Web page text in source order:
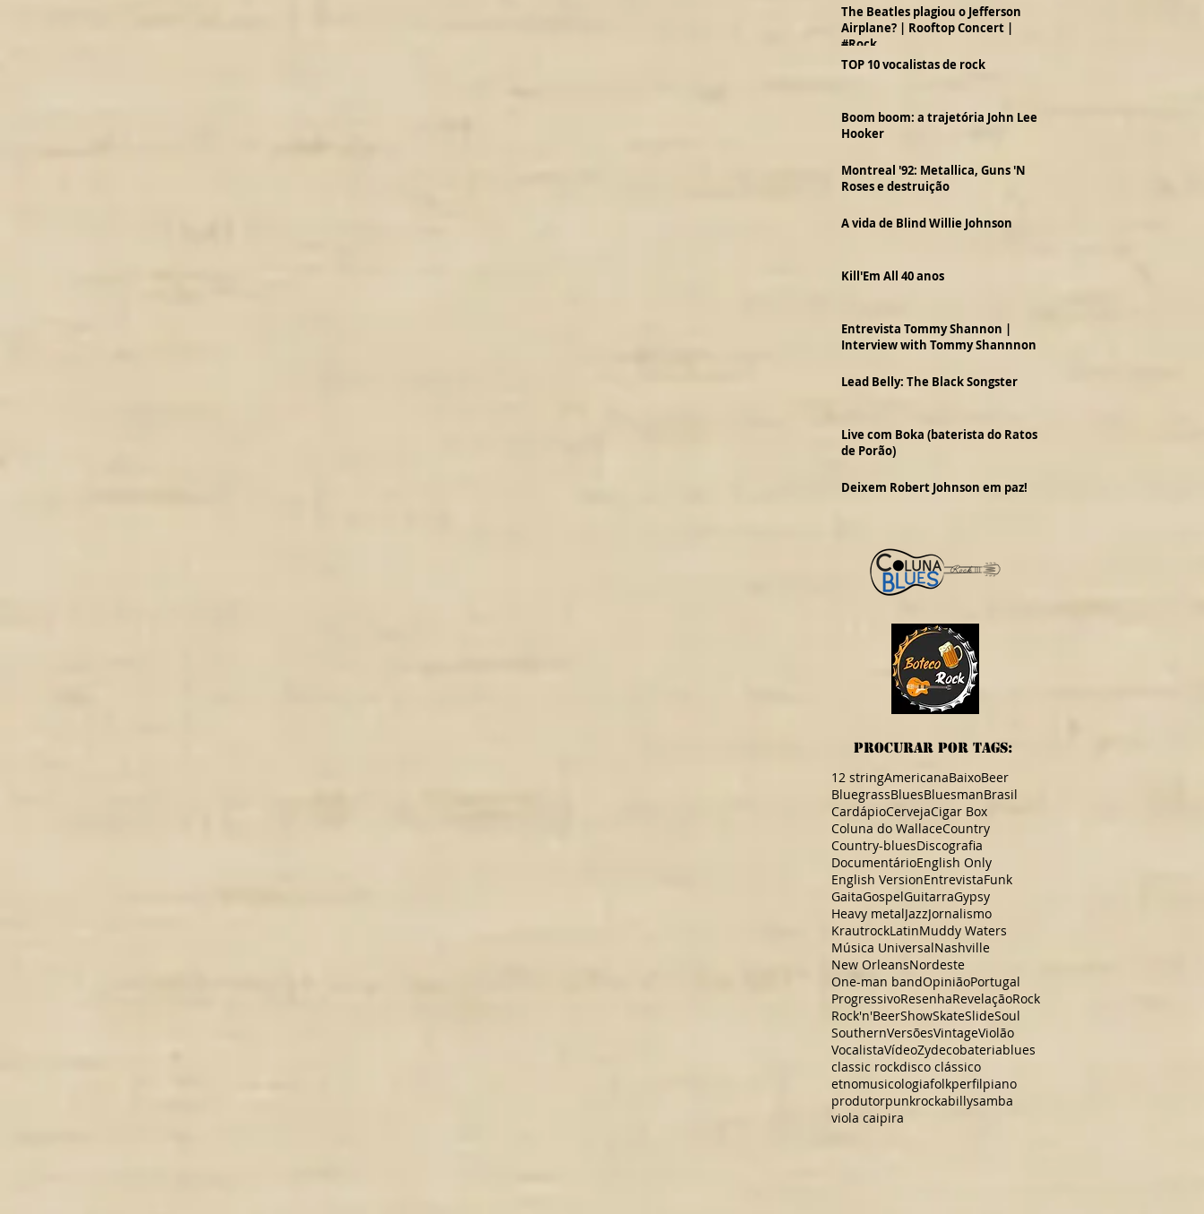
The Beatles plagiou o Jefferson
Airplane? | Rooftop Concert |
#Rock
TOP 10 vocalistas de rock
Boom boom: a trajetória John Lee
Hooker
Montreal '92: Metallica, Guns 'N
Roses e destruição
A vida de Blind Willie Johnson
Kill'Em All 40 anos
Entrevista Tommy Shannon |
Interview with Tommy Shannnon
Lead Belly: The Black Songster
Live com Boka (baterista do Ratos
de Porão)
Deixem Robert Johnson em paz!
procurar por TAGS:
12 stringAmericanaBaixoBeer
BluegrassBluesBluesmanBrasil
CardápioCervejaCigar Box
Coluna do WallaceCountry
Country-bluesDiscografia
DocumentárioEnglish Only
English VersionEntrevistaFunk
GaitaGospelGuitarraGypsy
Heavy metalJazzJornalismo
KrautrockLatinMuddy Waters
Música UniversalNashville
New OrleansNordeste
One-man bandOpiniãoPortugal
ProgressivoResenhaRevelaçãoRock
Rock'n'BeerShowSkateSlideSoul
SouthernVersõesVintageViolão
VocalistaVídeoZydecobateriablues
classic rockdisco clássico
etnomusicologiafolkperfilpiano
produtorpunkrockabillysamba
viola caipira